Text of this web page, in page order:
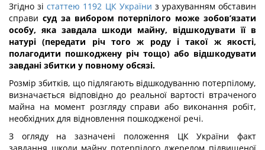
Згідно зістаттею 1192 ЦК України з урахуванням обставин
справи суд за вибором потерпілого може зобов’язати
особу, яка завдала шкоди майну, відшкодувати її в
натурі (передати річ того ж роду і такої ж якості,
полагодити пошкоджену річ тощо) або відшкодувати
завдані збитки у повному обсязі.
Розмір збитків, що підлягають відшкодуванню потерпілому,
визначається відповідно до реальної вартості втраченого
майна на момент розгляду справи або виконання робіт,
необхідних для відновлення пошкодженої речі.
З огляду на зазначені положення ЦК України факт